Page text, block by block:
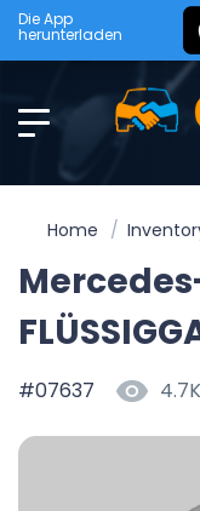
Die App
herunterladen
Home
#07637 4.7K